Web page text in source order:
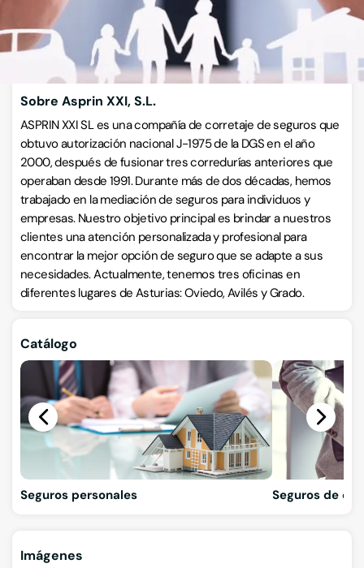
Llamar ahora
Sobre Asprin XXI, S.L.
ASPRIN XXI SL es una compañía de corretaje de seguros que
obtuvo autorización nacional J-1975 de la DGS en el año
2000, después de fusionar tres corredurías anteriores que
operaban desde 1991. Durante más de dos décadas, hemos
trabajado en la mediación de seguros para individuos y
empresas. Nuestro objetivo principal es brindar a nuestros
clientes una atención personalizada y profesional para
encontrar la mejor opción de seguro que se adapte a sus
necesidades. Actualmente, tenemos tres oficinas en
diferentes lugares de Asturias: Oviedo, Avilés y Grado.
Catálogo
Seguros personales Seguros de
Imágenes